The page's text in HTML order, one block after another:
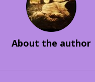
About the author